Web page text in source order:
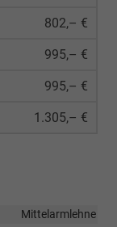
802,– €
995,– €
995,– €
1.305,– €
Mittelarmlehne